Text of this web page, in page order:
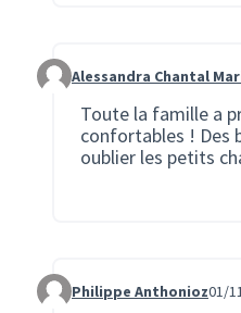
Commentaire 3946
Alessandra Chantal
Toute la famille a
confortables ! Des
oublier les petits
Commentaire 4041
Philippe Anthonioz01/